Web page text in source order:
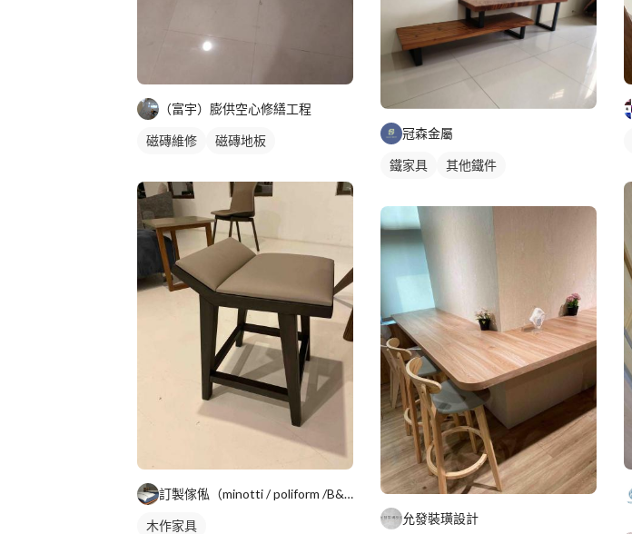
（富宇）膨供空心修繕工程
磁磚維修 磁磚地板
訂製傢俬（minotti / poliform /B&B)
木作家具
冠森金屬
鐵家具 其他鐵件
允發裝璜設計